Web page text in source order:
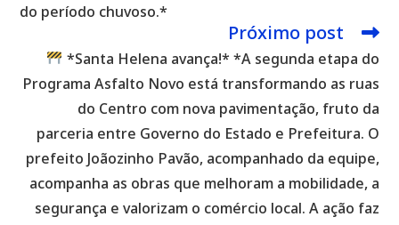
do período chuvoso.*
Próximo post
*Santa Helena avança!* *A segunda etapa do
Programa Asfalto Novo está transformando as ruas
do Centro com nova pavimentação, fruto da
parceria entre Governo do Estado e Prefeitura. O
prefeito Joãozinho Pavão, acompanhado da equipe,
acompanha as obras que melhoram a mobilidade, a
segurança e valorizam o comércio local. A ação faz